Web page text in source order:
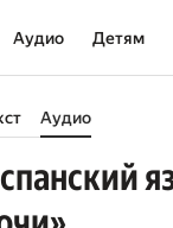
Аудио Детям
Аудио